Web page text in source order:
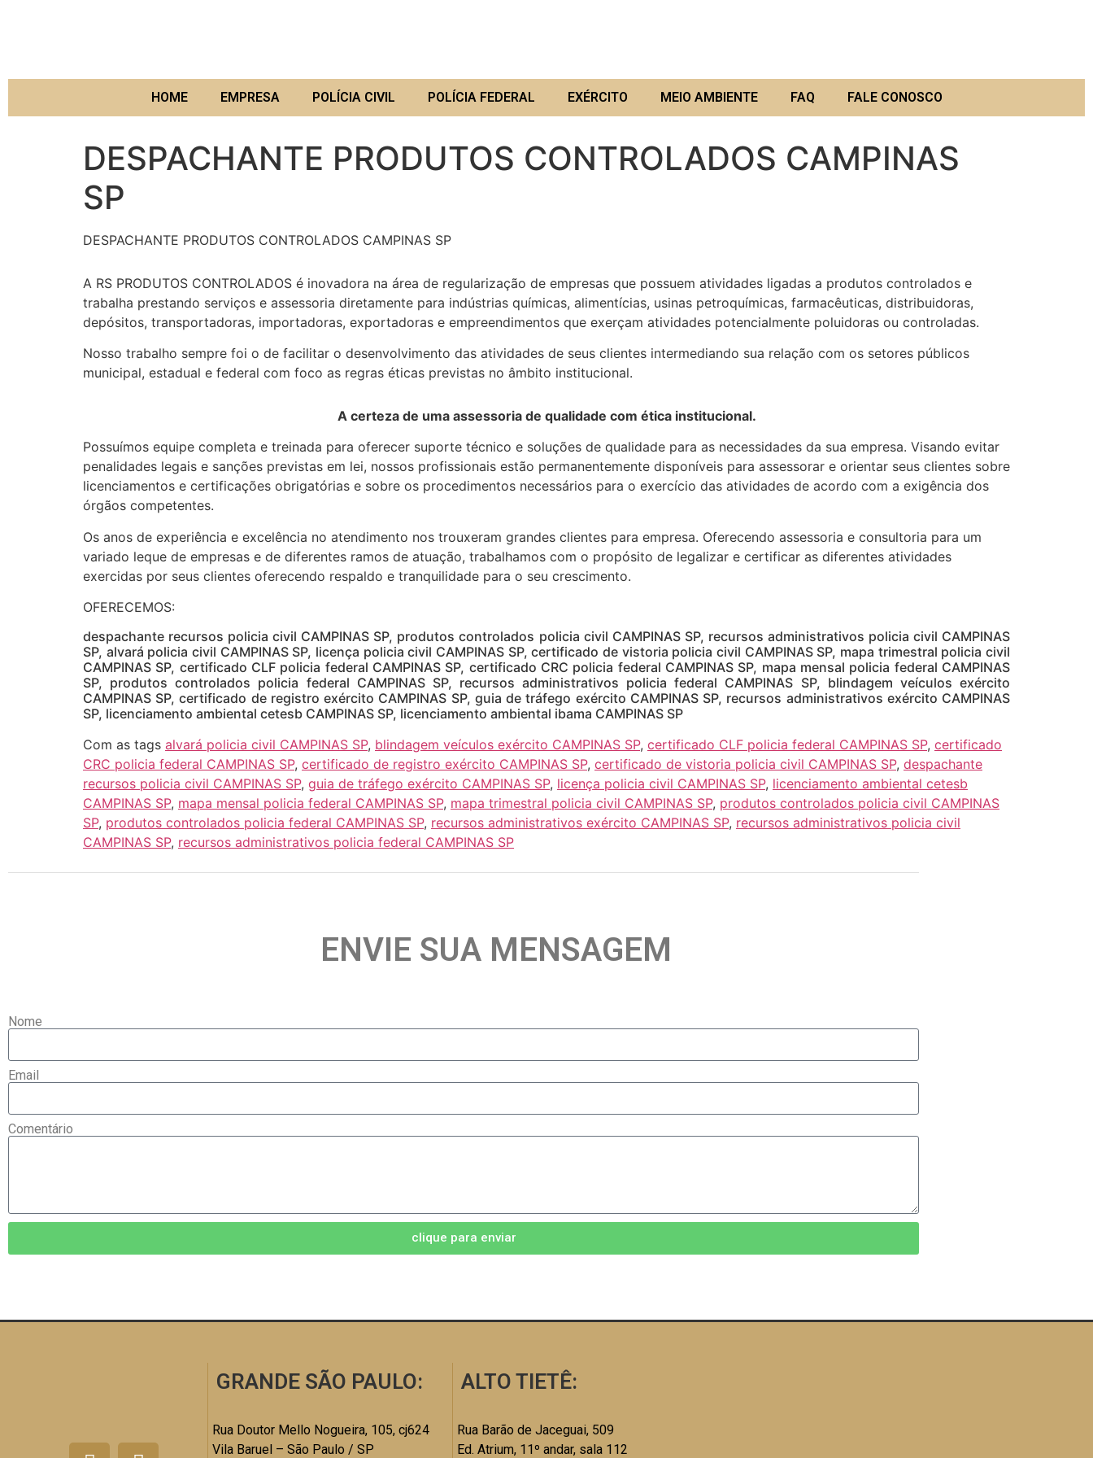
HOME EMPRESA POLÍCIA CIVIL POLÍCIA FEDERAL EXÉRCITO MEIO AMBIENTE FAQ FALE CONOSCO
DESPACHANTE PRODUTOS CONTROLADOS CAMPINAS
SP
DESPACHANTE PRODUTOS CONTROLADOS CAMPINAS SP
A RS PRODUTOS CONTROLADOS é inovadora na área de regularização de empresas que possuem atividades ligadas a produtos controlados e
trabalha prestando serviços e assessoria diretamente para indústrias químicas, alimentícias, usinas petroquímicas, farmacêuticas, distribuidoras,
depósitos, transportadoras, importadoras, exportadoras e empreendimentos que exerçam atividades potencialmente poluidoras ou controladas.
Nosso trabalho sempre foi o de facilitar o desenvolvimento das atividades de seus clientes intermediando sua relação com os setores públicos
municipal, estadual e federal com foco as regras éticas previstas no âmbito institucional.
A certeza de uma assessoria de qualidade com ética institucional.
Possuímos equipe completa e treinada para oferecer suporte técnico e soluções de qualidade para as necessidades da sua empresa. Visando evitar
penalidades legais e sanções previstas em lei, nossos profissionais estão permanentemente disponíveis para assessorar e orientar seus clientes sobre
licenciamentos e certificações obrigatórias e sobre os procedimentos necessários para o exercício das atividades de acordo com a exigência dos
órgãos competentes.
Os anos de experiência e excelência no atendimento nos trouxeram grandes clientes para empresa. Oferecendo assessoria e consultoria para um
variado leque de empresas e de diferentes ramos de atuação, trabalhamos com o propósito de legalizar e certificar as diferentes atividades
exercidas por seus clientes oferecendo respaldo e tranquilidade para o seu crescimento.
OFERECEMOS:
despachante recursos policia civil CAMPINAS SP, produtos controlados policia civil CAMPINAS SP, recursos administrativos policia civil CAMPINAS
SP, alvará policia civil CAMPINAS SP, licença policia civil CAMPINAS SP, certificado de vistoria policia civil CAMPINAS SP, mapa trimestral policia civil
CAMPINAS SP, certificado CLF policia federal CAMPINAS SP, certificado CRC policia federal CAMPINAS SP, mapa mensal policia federal CAMPINAS
SP, produtos controlados policia federal CAMPINAS SP, recursos administrativos policia federal CAMPINAS SP, blindagem veículos exército
CAMPINAS SP, certificado de registro exército CAMPINAS SP, guia de tráfego exército CAMPINAS SP, recursos administrativos exército CAMPINAS
SP, licenciamento ambiental cetesb CAMPINAS SP, licenciamento ambiental ibama CAMPINAS SP
Com as tags alvará policia civil CAMPINAS SP, blindagem veículos exército CAMPINAS SP, certificado CLF policia federal CAMPINAS SP, certificado
CRC policia federal CAMPINAS SP, certificado de registro exército CAMPINAS SP, certificado de vistoria policia civil CAMPINAS SP, despachante
recursos policia civil CAMPINAS SP, guia de tráfego exército CAMPINAS SP, licença policia civil CAMPINAS SP, licenciamento ambiental cetesb
CAMPINAS SP, mapa mensal policia federal CAMPINAS SP, mapa trimestral policia civil CAMPINAS SP, produtos controlados policia civil CAMPINAS
SP, produtos controlados policia federal CAMPINAS SP, recursos administrativos exército CAMPINAS SP, recursos administrativos policia civil
CAMPINAS SP, recursos administrativos policia federal CAMPINAS SP
ENVIE SUA MENSAGEM
Nome
Email
Comentário
clique para enviar
GRANDE SÃO PAULO:
Rua Doutor Mello Nogueira, 105, cj624
Vila Baruel – São Paulo / SP
ALTO TIETÊ:
Rua Barão de Jaceguai, 509
Ed. Atrium, 11º andar, sala 112